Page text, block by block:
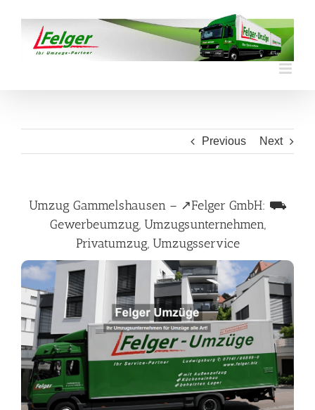
content
Previous Next
Umzug Gammelshausen – ↗️Felger GmbH: ⛟
Gewerbeumzug, Umzugsunternehmen,
Privatumzug, Umzugsservice